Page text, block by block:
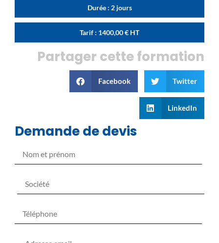
Durée : 2 jours
Tarif : 1400,00€ HT
Partager cette formation
Facebook Twitter
LinkedIn
Demande de devis